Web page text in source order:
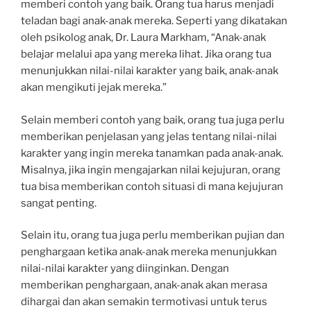
memberi contoh yang baik. Orang tua harus menjadi
teladan bagi anak-anak mereka. Seperti yang dikatakan
oleh psikolog anak, Dr. Laura Markham, “Anak-anak
belajar melalui apa yang mereka lihat. Jika orang tua
menunjukkan nilai-nilai karakter yang baik, anak-anak
akan mengikuti jejak mereka.”
Selain memberi contoh yang baik, orang tua juga perlu
memberikan penjelasan yang jelas tentang nilai-nilai
karakter yang ingin mereka tanamkan pada anak-anak.
Misalnya, jika ingin mengajarkan nilai kejujuran, orang
tua bisa memberikan contoh situasi di mana kejujuran
sangat penting.
Selain itu, orang tua juga perlu memberikan pujian dan
penghargaan ketika anak-anak mereka menunjukkan
nilai-nilai karakter yang diinginkan. Dengan
memberikan penghargaan, anak-anak akan merasa
dihargai dan akan semakin termotivasi untuk terus